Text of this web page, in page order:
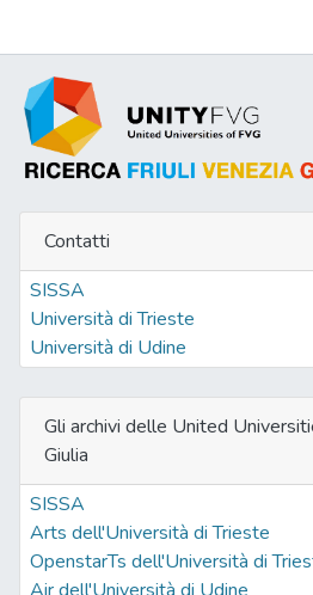
Contatti
SISSA
Università di Trieste
Università di Udine
Gli archivi delle United
Giulia
SISSA
Arts dell'Università di Trieste
OpenstarTs dell'Università di